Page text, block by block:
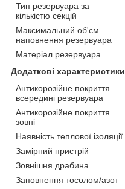
Тип резервуара за
кількістю секцій
Максимальний об'єм
наповнення резервуара
Матеріал резервуара
Додаткові характеристики
Антикорозійне покриття
всередині резервуара
Антикорозійне покриття
зовні
Наявність теплової ізоляції
Замірний пристрій
Зовнішня драбина
Заповнення тосолом/азот